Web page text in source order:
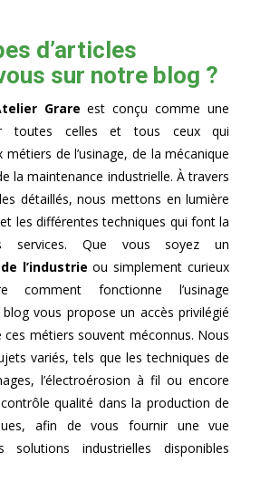
d’articles
sur notre blog ?
Grare est conçu comme une
toutes celles et tous ceux qui
métiers de l’usinage, de la mécanique
la maintenance industrielle. À travers
détaillés, nous mettons en lumière
les différentes techniques qui font la
services. Que vous soyez un
l’industrie ou simplement curieux
comment fonctionne l’usinage
vous propose un accès privilégié
ces métiers souvent méconnus. Nous
variés, tels que les techniques de
l’électroérosion à fil ou encore
qualité dans la production de
afin de vous fournir une vue
solutions industrielles disponibles